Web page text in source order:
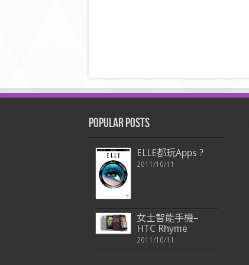
Popular Posts
ELLE都玩Apps ?
2011/10/11
女士智能手機–
HTC Rhyme
2011/10/11